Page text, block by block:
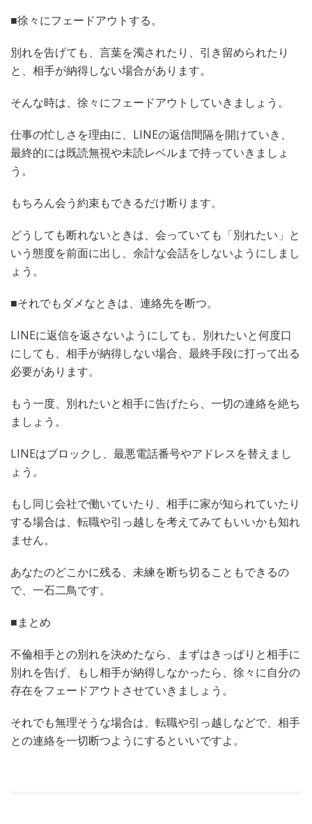
■徐々にフェードアウトする。
別れを告げても、言葉を濁されたり、引き留められたり
と、相手が納得しない場合があります。
そんな時は、徐々にフェードアウトしていきましょう。
仕事の忙しさを理由に、LINEの返信間隔を開けていき、
最終的には既読無視や未読レベルまで持っていきましょ
う。
もちろん会う約束もできるだけ断ります。
どうしても断れないときは、会っていても「別れたい」と
いう態度を前面に出し、余計な会話をしないようにしまし
ょう。
■それでもダメなときは、連絡先を断つ。
LINEに返信を返さないようにしても、別れたいと何度口
にしても、相手が納得しない場合、最終手段に打って出る
必要があります。
もう一度、別れたいと相手に告げたら、一切の連絡を絶ち
ましょう。
LINEはブロックし、最悪電話番号やアドレスを替えまし
ょう。
もし同じ会社で働いていたり、相手に家が知られていたり
する場合は、転職や引っ越しを考えてみてもいいかも知れ
ません。
あなたのどこかに残る、未練を断ち切ることもできるの
で、一石二鳥です。
■まとめ
不倫相手との別れを決めたなら、まずはきっぱりと相手に
別れを告げ、もし相手が納得しなかったら、徐々に自分の
存在をフェードアウトさせていきましょう。
それでも無理そうな場合は、転職や引っ越しなどで、相手
との連絡を一切断つようにするといいですよ。